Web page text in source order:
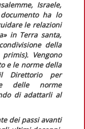
Israele,
ha lo
le relazioni
in Terra santa,
della
primis). Vengono
e le norme della
Direttorio per
delle norme
di adattarli al
dei passi avanti